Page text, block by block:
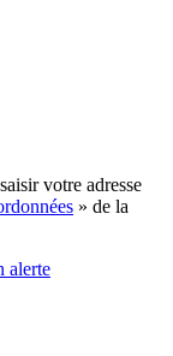
votre adresse
» de la
alerte